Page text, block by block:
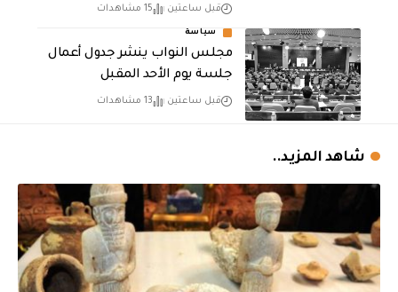
قبل ساعتين 15 مشاهدات
سياسة
مجلس النواب ينشر جدول أعمال
جلسة يوم الأحد المقبل
قبل ساعتين 13 مشاهدات
شاهد المزيد..